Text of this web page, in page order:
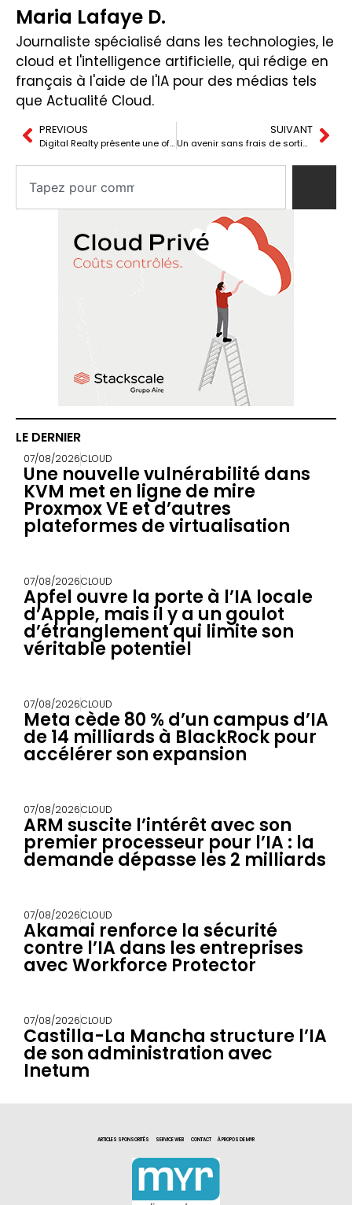
Maria Lafaye D.
Journaliste spécialisé dans les technologies, le
cloud et l'intelligence artificielle, qui rédige en
français à l'aide de l'IA pour des médias tels
que Actualité Cloud.
PREVIOUS
Digital Realty présente une offre de colocation haute densité pour relever les défis de la croissance des données et de l’IA.
SUIVANT
Un avenir sans frais de sortie : Une clé pour libérer le potentiel de l’IA dans le cloud.
LE DERNIER
07/08/2026CLOUD
Une nouvelle vulnérabilité dans
KVM met en ligne de mire
Proxmox VE et d’autres
plateformes de virtualisation
07/08/2026CLOUD
Apfel ouvre la porte à l’IA locale
d’Apple, mais il y a un goulot
d’étranglement qui limite son
véritable potentiel
07/08/2026CLOUD
Meta cède 80 % d’un campus d’IA
de 14 milliards à BlackRock pour
accélérer son expansion
07/08/2026CLOUD
ARM suscite l’intérêt avec son
premier processeur pour l’IA : la
demande dépasse les 2 milliards
07/08/2026CLOUD
Akamai renforce la sécurité
contre l’IA dans les entreprises
avec Workforce Protector
07/08/2026CLOUD
Castilla-La Mancha structure l’IA
de son administration avec
Inetum
ARTICLES SPONSORITÉS SERVICE WEB CONTACT À PROPOS DE MYR